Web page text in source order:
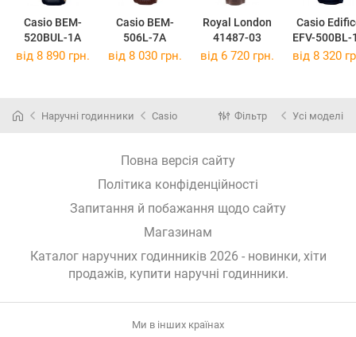
Casio BEM-
520BUL-1A
Casio BEM-
506L-7A
Royal London
41487-03
Casio
EFV-500BL-
від 8 890 грн. від 8 030 грн. від 6 720 грн. від 8 320
Наручні годинники Casio Фільтр Усі моделі
Повна версія сайту
Політика конфіденційності
Запитання й побажання щодо сайту
Магазинам
Каталог наручних годинників 2026 - новинки, хіти
продажів, купити наручні годинники.
Ми в інших країнах